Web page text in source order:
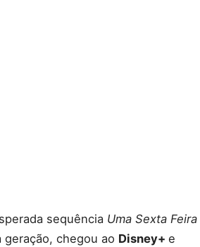
sequência Uma Sexta Feira
geração, chegou ao Disney+ e